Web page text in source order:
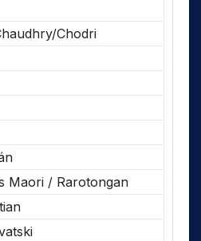
Chodri
Maori / Rarotongan